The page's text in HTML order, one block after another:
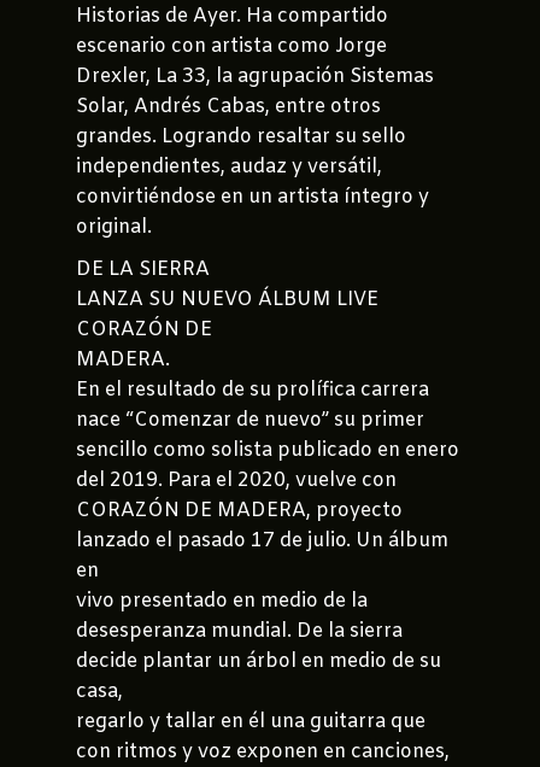
Historias de Ayer. Ha compartido
escenario con artista como Jorge
Drexler, La 33, la agrupación Sistemas
Solar, Andrés Cabas, entre otros
grandes. Logrando resaltar su sello
independientes, audaz y versátil,
convirtiéndose en un artista íntegro y
original.
DE LA SIERRA
LANZA SU NUEVO ÁLBUM LIVE
CORAZÓN DE
MADERA.
En el resultado de su prolífica carrera
nace “Comenzar de nuevo” su primer
sencillo como solista publicado en enero
del 2019. Para el 2020, vuelve con
CORAZÓN DE MADERA, proyecto
lanzado el pasado 17 de julio. Un álbum
en
vivo presentado en medio de la
desesperanza mundial. De la sierra
decide plantar un árbol en medio de su
casa,
regarlo y tallar en él una guitarra que
con ritmos y voz exponen en canciones,